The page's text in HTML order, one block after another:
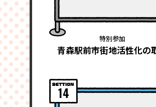
特別参加
青森駅前市街地活性化の
14